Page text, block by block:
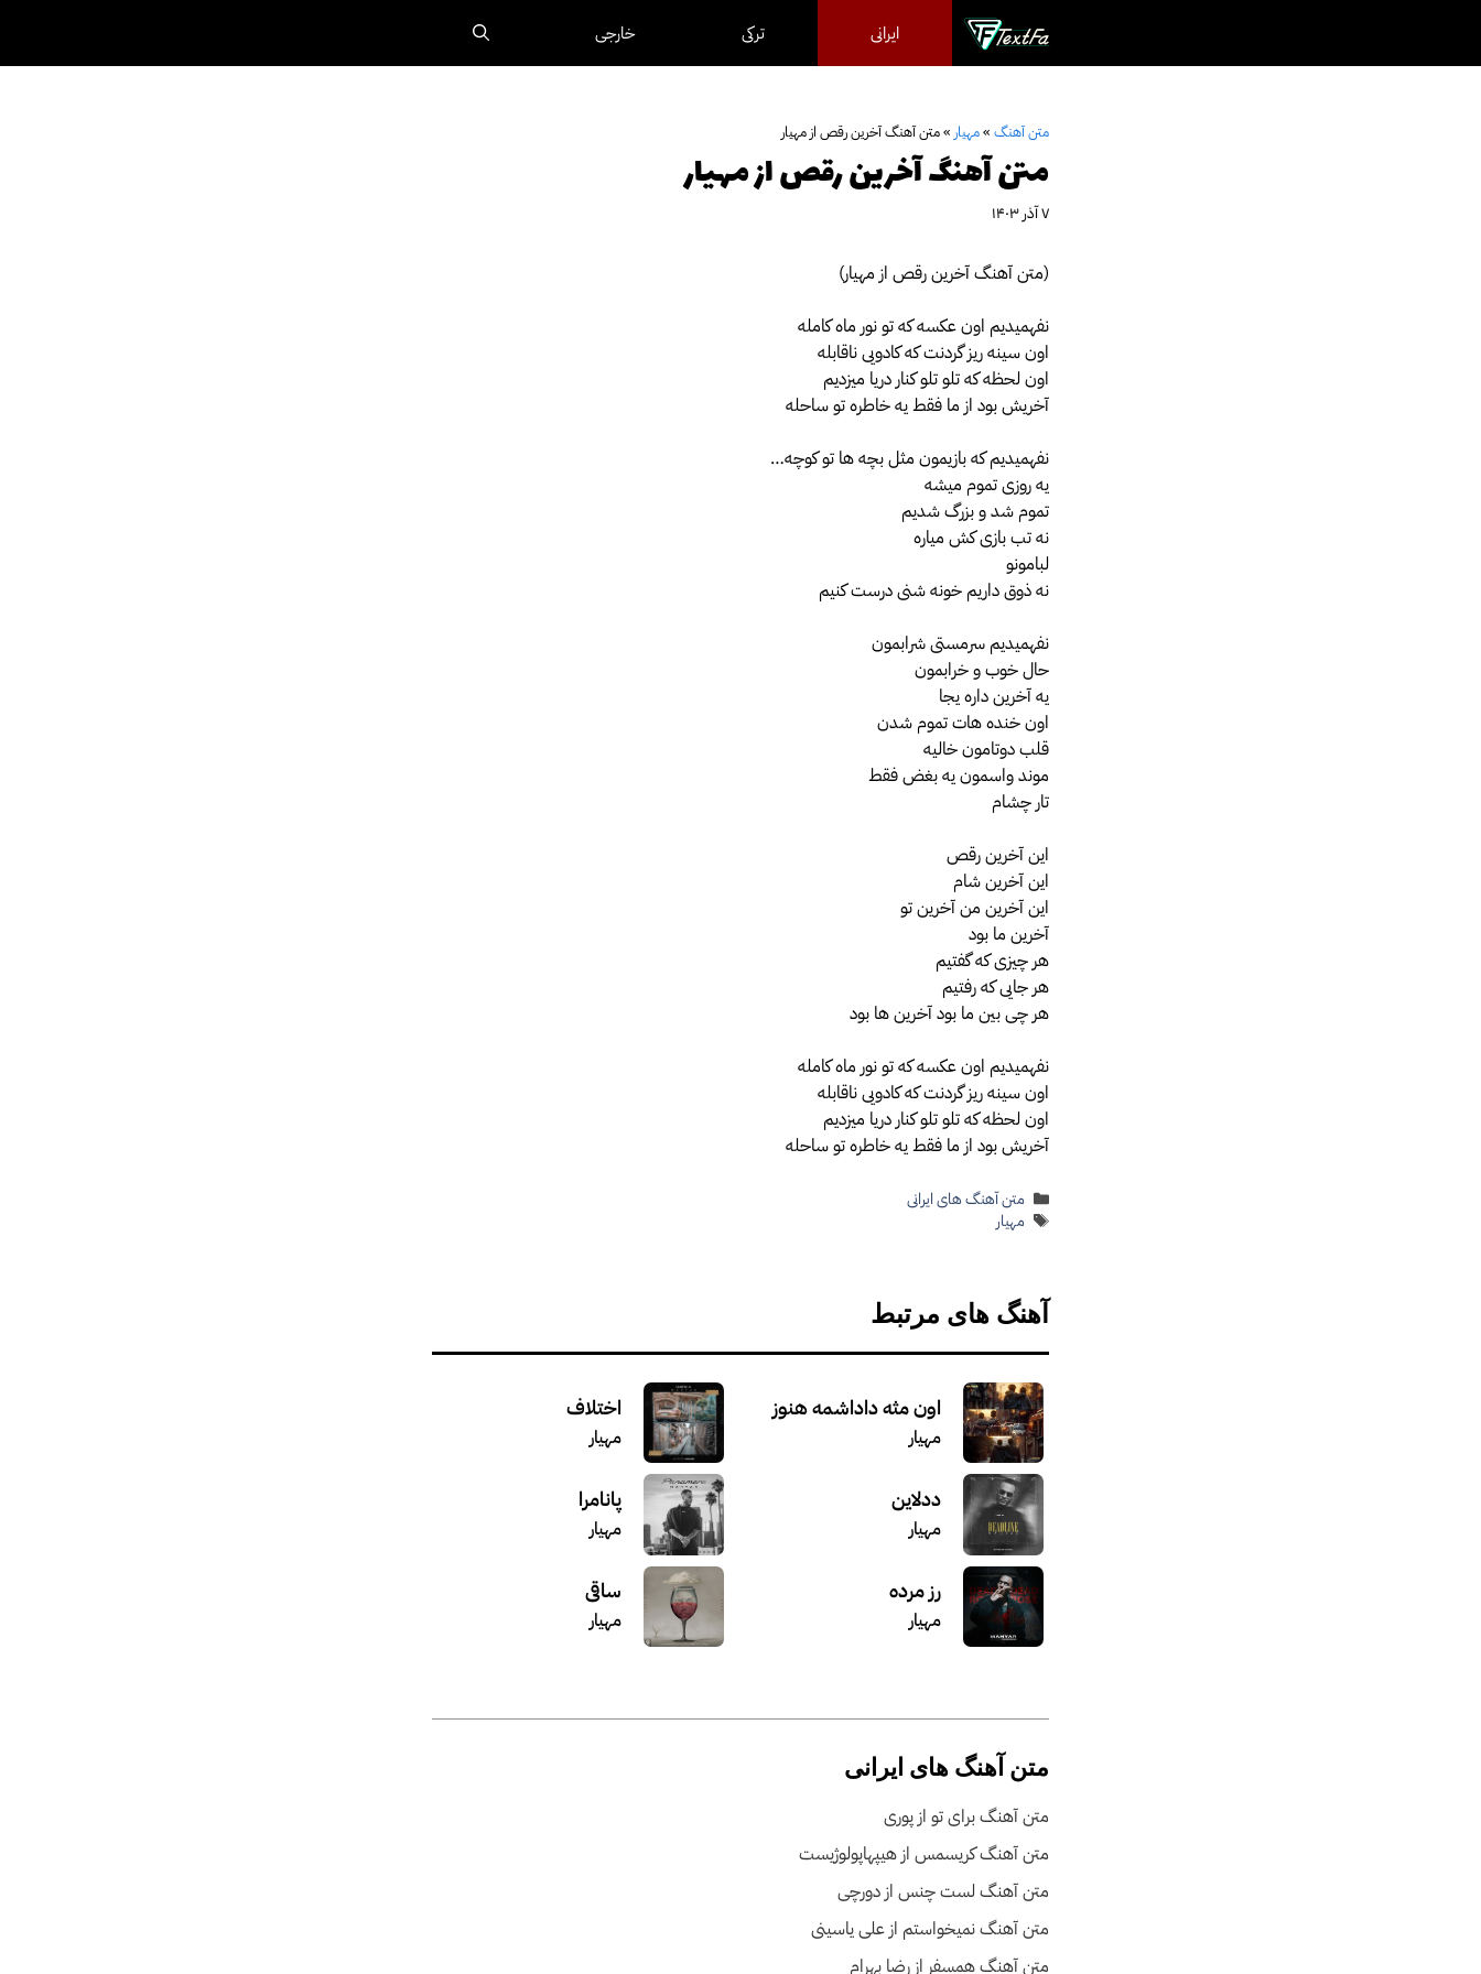
محتوا
ایرانی ترکی خارجی
متن آهنگ »مهیار »متن آهنگ آخرین رقص از مهیار
متن آهنگ آخرین رقص از مهیار
۷ آذر ۱۴۰۳
(متن آهنگ آخرین رقص از مهیار)
نفهمیدیم اون عکسه که تو نور ماه کامله
اون سینه ریز گردنت که کادویی ناقابله
اون لحظه که تلو تلو کنار دریا میزدیم
آخریش بود از ما فقط یه خاطره تو ساحله
نفهمیدیم که بازیمون مثل بچه ها تو کوچه…
یه روزی تموم میشه
تموم شد و بزرگ شدیم
نه تب بازی کش میاره
لبامونو
نه ذوق داریم خونه شنی درست کنیم
نفهمیدیم سرمستی شرابمون
حال خوب و خرابمون
یه آخرین داره یجا
اون خنده هات تموم شدن
قلب دوتامون خالیه
موند واسمون یه بغض فقط
تار چشام
این آخرین رقص
این آخرین شام
این آخرین من آخرین تو
آخرین ما بود
هر چیزی که گفتیم
هر جایی که رفتیم
هر چی بین ما بود آخرین ها بود
نفهمیدیم اون عکسه که تو نور ماه کامله
اون سینه ریز گردنت که کادویی ناقابله
اون لحظه که تلو تلو کنار دریا میزدیم
آخریش بود از ما فقط یه خاطره تو ساحله
دسته‌ها
متن آهنگ های ایرانی
برچسب‌ها
مهیار
آهنگ های مرتبط
اون مثه داداشمه هنوز
مهیار
اختلاف
مهیار
ددلاین
مهیار
پانامرا
مهیار
رز مرده
مهیار
ساقی
مهیار
متن آهنگ های ایرانی
متن آهنگ برای تو از پوری
متن آهنگ کریسمس از هیپهاپولوژیست
متن آهنگ لست چنس از دورچی
متن آهنگ نمیخواستم از علی یاسینی
متن آهنگ همسفر از رضا بهرام